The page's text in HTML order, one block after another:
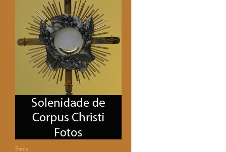
Fotos